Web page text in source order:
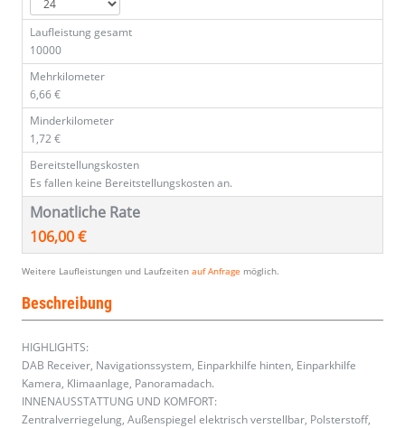
Laufleistung gesamt
10000
Mehrkilometer
6,66 €
Minderkilometer
1,72 €
Bereitstellungskosten
Es fallen keine Bereitstellungskosten an.
Monatliche Rate
106,00 €
Weitere Laufleistungen und Laufzeiten auf Anfrage möglich.
Beschreibung
HIGHLIGHTS:
DAB Receiver, Navigationssystem, Einparkhilfe hinten, Einparkhilfe
Kamera, Klimaanlage, Panoramadach.
INNENAUSSTATTUNG UND KOMFORT:
Zentralverriegelung, Außenspiegel elektrisch verstellbar, Polsterstoff,